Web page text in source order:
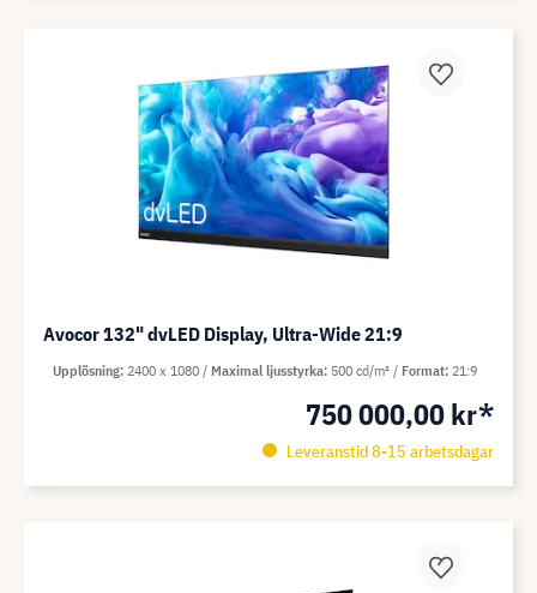
Avocor 132" dvLED Display, Ultra-Wide 21:9
750 000,00 kr*
Leveranstid 8-15 arbetsdagar
Upplösning 2400 x 1080 Maximal ljusstyrka 500 cd/m² Format 21:9